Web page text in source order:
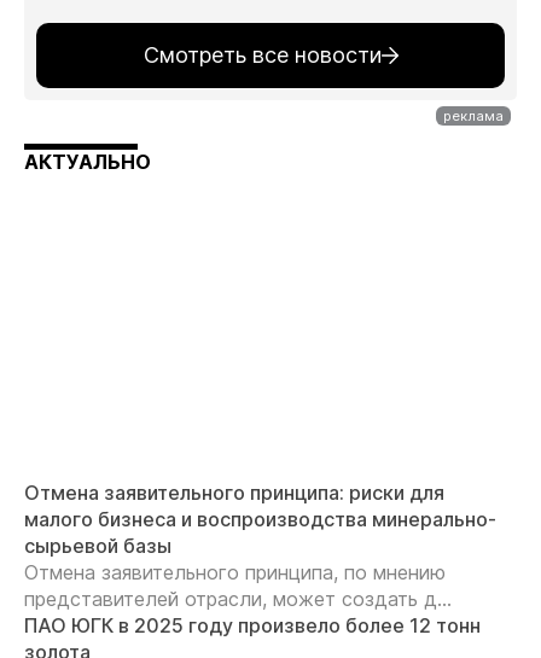
Смотреть все новости
АКТУАЛЬНО
Отмена заявительного принципа: риски для
малого бизнеса и воспроизводства минерально-
сырьевой базы
Отмена заявительного принципа, по мнению
представителей отрасли, может создать д...
ПАО ЮГК в 2025 году произвело более 12 тонн
золота